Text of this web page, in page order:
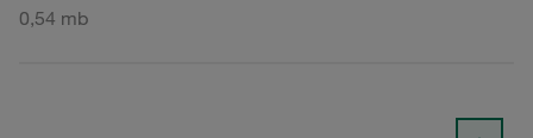
0,54 mb